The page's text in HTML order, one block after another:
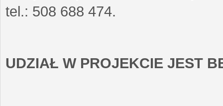
tel.: 508 688 474.
UDZIAŁ W PROJEKCIE JEST